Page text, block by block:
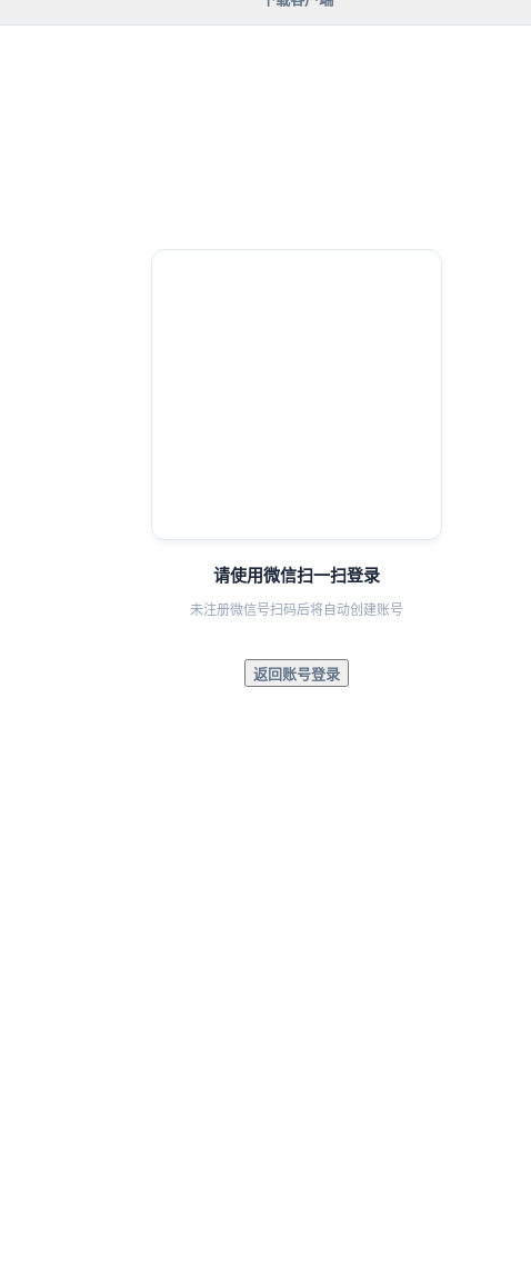
请使用微信扫一扫登录
未注册微信号扫码后将自动创建账号
返回账号登录